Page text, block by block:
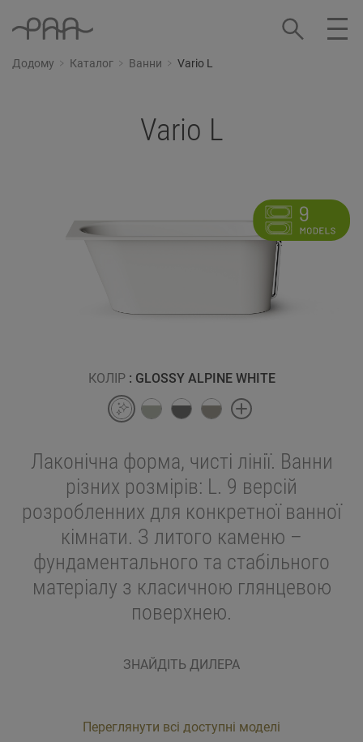
Додому Каталог Ванни Vario L
Vario L
КОЛІР : GLOSSY ALPINE WHITE
Лаконічна форма, чисті лінії. Ванни
різних розмірів: L. 9 версій
розробленних для конкретної ванної
кімнати. З литого каменю –
фундаментального та стабільного
матеріалу з класичною глянцевою
поверхнею.
ЗНАЙДІТЬ ДИЛЕРА
Переглянути всі доступні моделі